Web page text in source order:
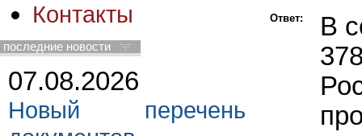
Контакты
последние новости
07.08.2026
Новый перечень
Ответ:
В